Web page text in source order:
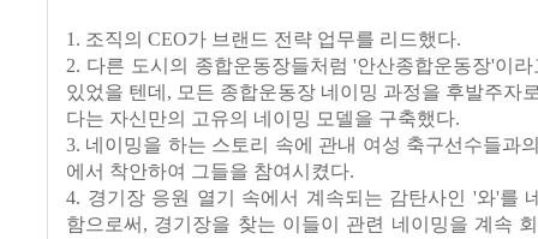
1. 조직의 CEO가 브랜드 전략 업무를 리드했다.
2. 다른 도시의 종합운동장들처럼 '안산종합운동장'이
있었을 텐데, 모든 종합운동장 네이밍 과정을 후발주자
다는 자신만의 고유의 네이밍 모델을 구축했다.
3. 네이밍을 하는 스토리 속에 관내 여성 축구선수들과
에서 착안하여 그들을 참여시켰다.
4. 경기장 응원 열기 속에서 계속되는 감탄사인 '와'를
함으로써, 경기장을 찾는 이들이 관련 네이밍을 계속